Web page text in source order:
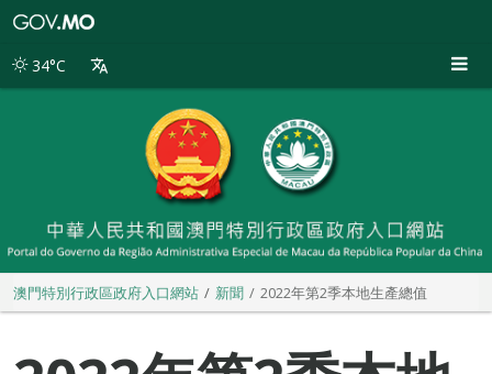
別
34°C
澳門特別行政區政府入口網站 新聞 2022年第2季本地生產總值